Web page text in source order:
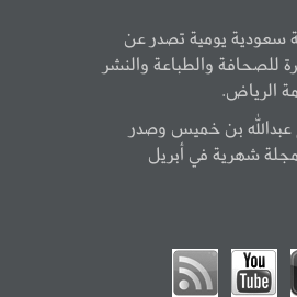
سعودية يومية تصدر عن
للصحافة والطباعة والنشر
الرياض.
بن خميس وصدر
شهرية في أبريل